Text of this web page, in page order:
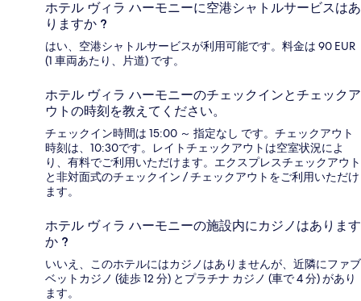
ホテル ヴィラ ハーモニーに空港シャトルサービスはあ
りますか ?
はい、空港シャトルサービスが利用可能です。料金は 90 EUR
(1 車両あたり、片道) です。
ホテル ヴィラ ハーモニーのチェックインとチェックア
ウトの時刻を教えてください。
チェックイン時間は 15:00 ～ 指定なし です。チェックアウト
時刻は、10:30です。レイトチェックアウトは空室状況によ
り、有料でご利用いただけます。エクスプレスチェックアウト
と非対面式のチェックイン / チェックアウトをご利用いただけ
ます。
ホテル ヴィラ ハーモニーの施設内にカジノはあります
か ?
いいえ、このホテルにはカジノはありませんが、近隣にファブ
ベットカジノ (徒歩 12 分) とプラチナ カジノ (車で 4 分) があり
ます。